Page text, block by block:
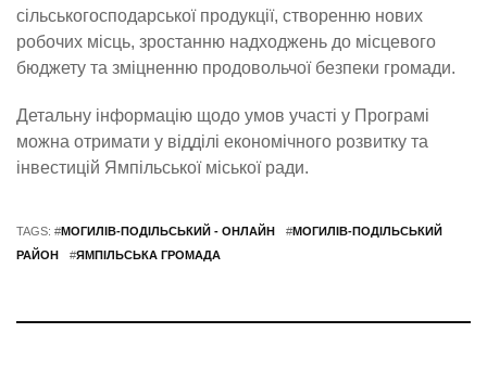
сільськогосподарської продукції, створенню нових
робочих місць, зростанню надходжень до місцевого
бюджету та зміцненню продовольчої безпеки громади.
Детальну інформацію щодо умов участі у Програмі
можна отримати у відділі економічного розвитку та
інвестицій Ямпільської міської ради.
TAGS: #МОГИЛІВ-ПОДІЛЬСЬКИЙ - ОНЛАЙН #МОГИЛІВ-ПОДІЛЬСЬКИЙ
РАЙОН
#ЯМПІЛЬСЬКА ГРОМАДА